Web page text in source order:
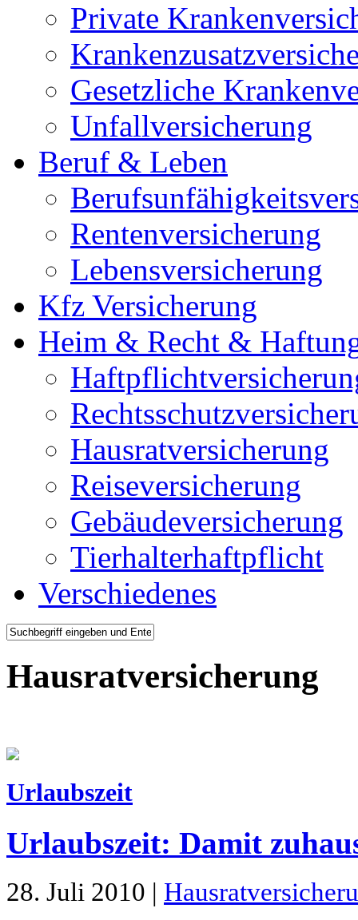
Private
Gesetzliche
Unfallversicherung
Beruf & Leben
Rentenversicherung
Lebensversicherung
Kfz Versicherung
Heim & Recht &
Hausratversicherung
Reiseversicherung
Gebäudeversicherung
Tierhalterhaftpflicht
Verschiedenes
Hausratversicherung
Urlaubszeit
Urlaubszeit: Damit
28. Juli 2010 |